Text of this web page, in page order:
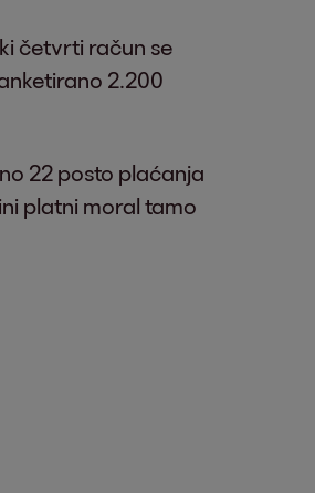
četvrti račun se
2.200
22 posto plaćanja
platni moral tamo